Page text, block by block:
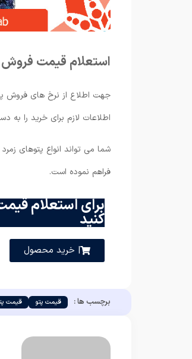
استعلام قیمت فروش
جهت اطلاع از نرخ های فروش
اطلاعات لازم برای خرید را
شما می تواند انواع پتوهای
فراهم نموده است.
برای استعلام
کنید
| خرید محصول
برچسب ها : قیمت پتو قیمت